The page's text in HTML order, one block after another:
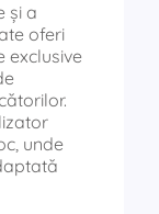
și a
oferi
exclusive
unde